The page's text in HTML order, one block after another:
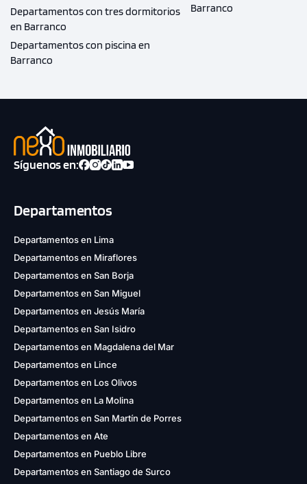
Departamentos con tres dormitorios
en Barranco
Departamentos con piscina en
Barranco
Barranco
Síguenos en:
Departamentos
Departamentos en Lima
Departamentos en Miraflores
Departamentos en San Borja
Departamentos en San Miguel
Departamentos en Jesús María
Departamentos en San Isidro
Departamentos en Magdalena del Mar
Departamentos en Lince
Departamentos en Los Olivos
Departamentos en La Molina
Departamentos en San Martín de Porres
Departamentos en Ate
Departamentos en Pueblo Libre
Departamentos en Santiago de Surco